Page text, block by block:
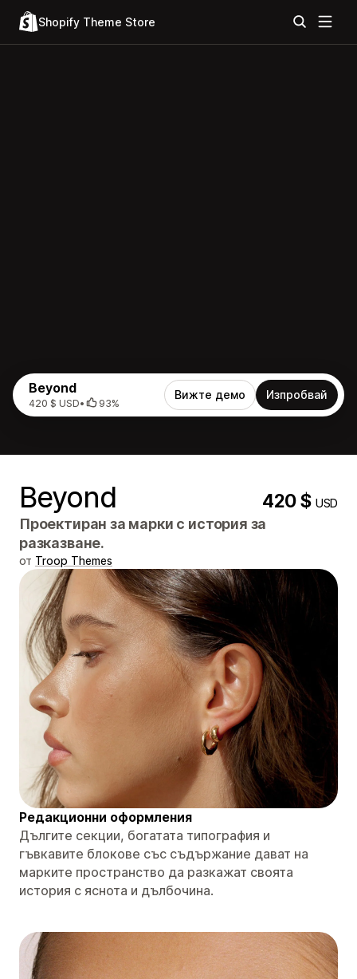
Shopify Theme Store
Beyond
420 $ USD• 93%
Вижте демо Изпробвай
Beyond 420 $USD
Проектиран за марки с история за
разказване.
от Troop Themes
Редакционни оформления
Дългите секции, богатата типография и
гъвкавите блокове със съдържание дават на
марките пространство да разкажат своята
история с яснота и дълбочина.